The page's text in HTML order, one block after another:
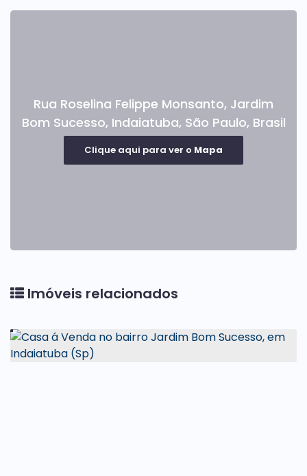
Rua Roselina Felippe Monsanto, Jardim
Bom Sucesso, Indaiatuba, São Paulo, Brasil
Clique aqui para ver o Mapa
Imóveis relacionados